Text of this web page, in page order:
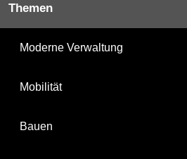
Themen
Moderne Verwaltung
Mobilität
Bauen